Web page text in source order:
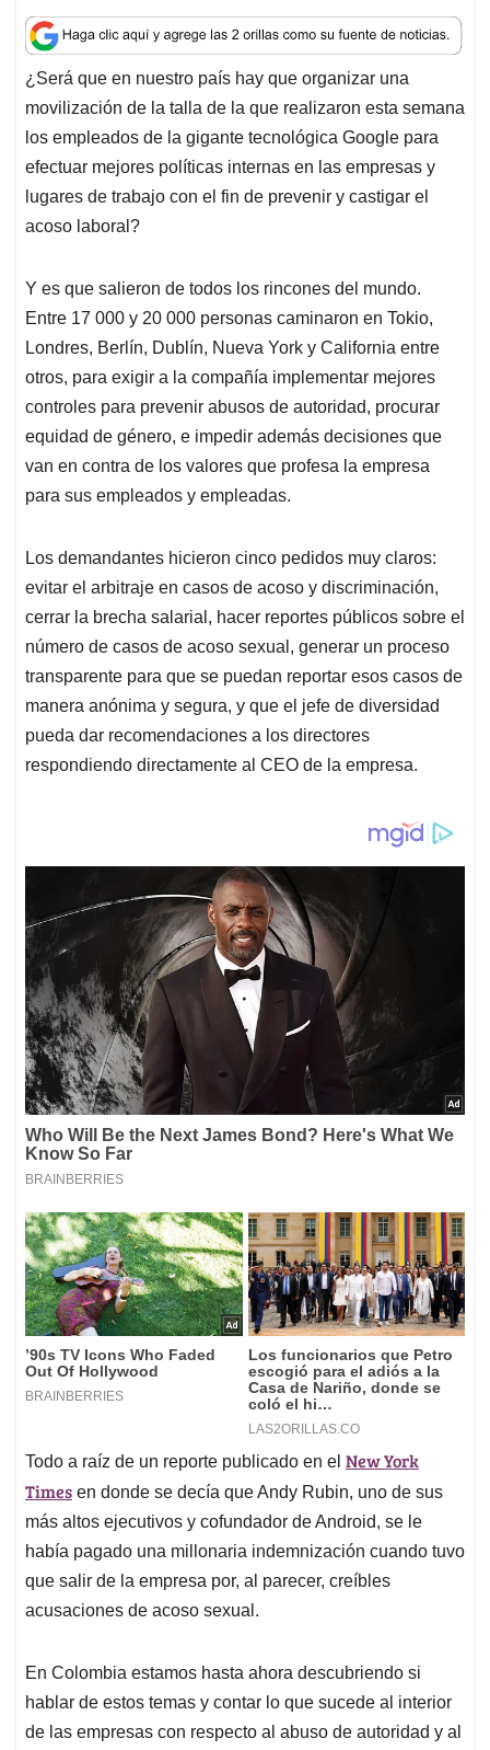
a
t
s
A
p
p
c
e
b
o
o
k
n
k
e
d
I
n
a
i
l
r
e
a
d
s
¿Será que en nuestro país hay que organizar una
movilización de la talla de la que realizaron esta semana
los empleados de la gigante tecnológica Google para
efectuar mejores políticas internas en las empresas y
lugares de trabajo con el fin de prevenir y castigar el
acoso laboral?
Y es que salieron de todos los rincones del mundo.
Entre 17 000 y 20 000 personas caminaron en Tokio,
Londres, Berlín, Dublín, Nueva York y California entre
otros, para exigir a la compañía implementar mejores
controles para prevenir abusos de autoridad, procurar
equidad de género, e impedir además decisiones que
van en contra de los valores que profesa la empresa
para sus empleados y empleadas.
Los demandantes hicieron cinco pedidos muy claros:
evitar el arbitraje en casos de acoso y discriminación,
cerrar la brecha salarial, hacer reportes públicos sobre el
número de casos de acoso sexual, generar un proceso
transparente para que se puedan reportar esos casos de
manera anónima y segura, y que el jefe de diversidad
pueda dar recomendaciones a los directores
respondiendo directamente al CEO de la empresa.
Todo a raíz de un reporte publicado en el New York
Times en donde se decía que Andy Rubin, uno de sus
más altos ejecutivos y cofundador de Android, se le
había pagado una millonaria indemnización cuando tuvo
que salir de la empresa por, al parecer, creíbles
acusaciones de acoso sexual.
En Colombia estamos hasta ahora descubriendo si
hablar de estos temas y contar lo que sucede al interior
de las empresas con respecto al abuso de autoridad y al